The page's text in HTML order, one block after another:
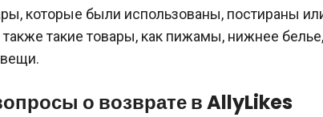
которые были использованы, постираны
такие товары, как пижамы, нижнее белье,
о возврате в AllyLikes